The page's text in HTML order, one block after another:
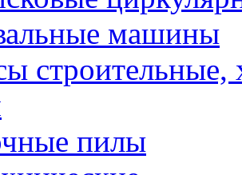
машины
строительные,
пилы